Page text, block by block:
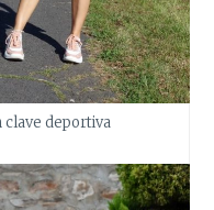
clave deportiva